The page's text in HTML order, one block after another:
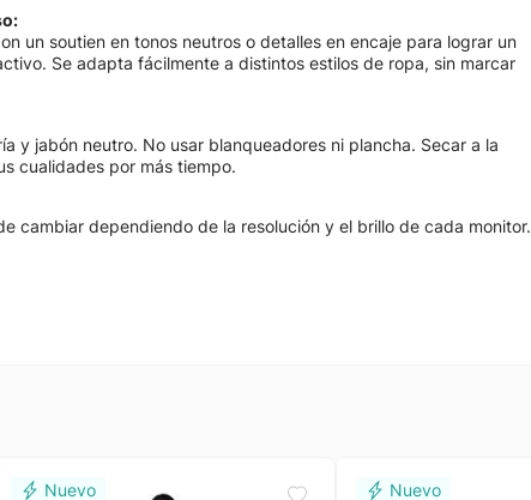
un soutien en tonos neutros o detalles en encaje para lograr un
Se adapta fácilmente a distintos estilos de ropa, sin marcar
y jabón neutro. No usar blanqueadores ni plancha. Secar a la
cualidades por más tiempo.
cambiar dependiendo de la resolución y el brillo de cada monitor.